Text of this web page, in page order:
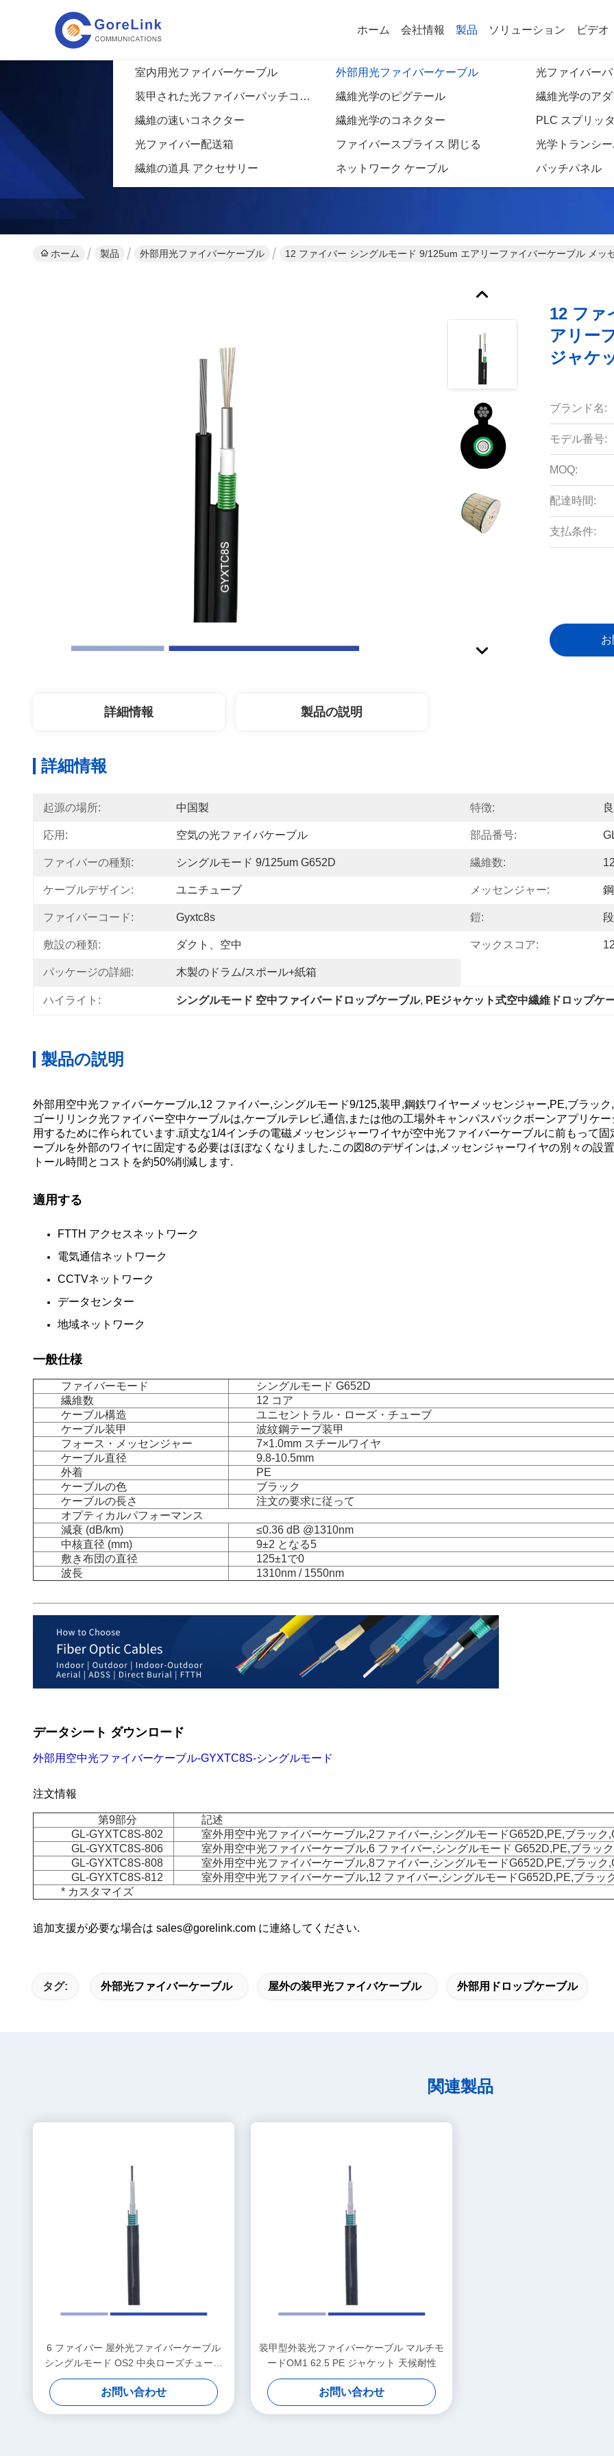
ホーム 会社情報 製品
室内用光ファイバーケーブル 外部用光ファイバーケーブル 光ファイバー
装甲された光ファイバーパッチコード 繊維光学のピグテール 繊維光学のア
繊維の速いコネクター 繊維光学のコネクター PLC スプリッタ
光ファイバー配送箱 ファイバースプライス 閉じる 光学トランシ
繊維の道具 アクセサリー ネットワーク ケーブル パッチパネル
ソリューション ビデオ
商品の詳細
ホーム 製品 外部用光ファイバーケーブル 12 ファイバー シングルモード 9/125um エアリーファイバーケーブル メッ
12 ファ
アリー
ジャケ
ブランド名:
モデル番号:
MOQ:
配達時間:
支払条件:
詳細情報 製品の説明
詳細情報
起源の場所: 中国製 特徴:
応用: 空気の光ファイバケーブル 部品番号:
ファイバーの種類: シングルモード 9/125um G652D 繊維数:
ケーブルデザイン: ユニチューブ メッセンジャー:
ファイバーコード: Gyxtc8s 鎧:
敷設の種類: ダクト、空中 マックスコア:
パッケージの詳細: 木製のドラム/スポール+紙箱
ハイライト: シングルモード 空中ファイバードロップケーブル, PEジャケット式空中繊維ドロップケ
製品の説明
外部用空中光ファイバーケーブル,12 ファイバー,シングルモード9/125,装甲,鋼鉄ワイヤーメッセンジャー,PE,ブラッ
ゴーリリンク光ファイバー空中ケーブルは,ケーブルテレビ,通信,または他の工場外キャンパスバックボーンアプリケ
用するために作られています.頑丈な1/4インチの電磁メッセンジャーワイヤが空中光ファイバーケーブルに前もって
ーブルを外部のワイヤに固定する必要はほぼなくなりました.この図8のデザインは,メッセンジャーワイヤの別々の設
トール時間とコストを約50%削減します.
適用する
FTTH アクセスネットワーク
電気通信ネットワーク
CCTVネットワーク
データセンター
地域ネットワーク
一般仕様
ファイバーモード
シングルモード G652D
繊維数
12 コア
ケーブル構造
ユニセントラル・ローズ・チューブ
ケーブル装甲
波紋鋼テープ装甲
フォース・メッセンジャー
7×1.0mm スチールワイヤ
ケーブル直径
9.8-10.5mm
外着
PE
ケーブルの色
ブラック
ケーブルの長さ
注文の要求に従って
オプティカルパフォーマンス
減衰 (dB/km)
≤0.36 dB @1310nm
中核直径 (mm)
9±2 となる5
敷き布団の直径
125±1で0
波長
1310nm / 1550nm
データシート ダウンロード
外部用空中光ファイバーケーブル-GYXTC8S-シングルモード
注文情報
第9部分
記述
GL-GYXTC8S-802
室外用空中光ファイバーケーブル,2ファイバー,シングルモードG652D,PE,ブラック
GL-GYXTC8S-806
室外用空中光ファイバーケーブル,6 ファイバー,シングルモード G652D,PE,ブラッ
GL-GYXTC8S-808
室外用空中光ファイバーケーブル,8ファイバー,シングルモードG652D,PE,ブラック
GL-GYXTC8S-812
室外用空中光ファイバーケーブル,12 ファイバー,シングルモードG652D,PE,ブラッ
* カスタマイズ
追加支援が必要な場合は sales@gorelink.com に連絡してください.
タグ: 外部光ファイバーケーブル 屋外の装甲光ファイバケーブル 外部用ドロップケーブル
関連製品
6 ファイバー 屋外光ファイバーケーブル
シングルモード OS2 中央ローズチューブ
ケーブル PE
お問い合わせ
装甲型外装光ファイバーケーブル マルチモ
ードOM1 62.5 PE ジャケット 天候耐性
お問い合わせ